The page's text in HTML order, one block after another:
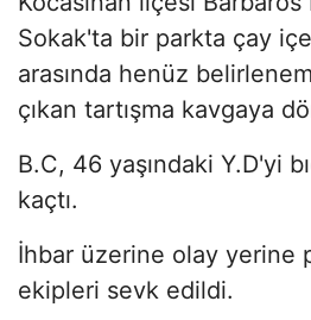
Sokak'ta bir parkta çay
arasında henüz
çıkan tartışma kavgaya
B.C, 46 yaşındaki Y.D'yi
kaçtı.
İhbar üzerine olay yerine
ekipleri sevk edildi.